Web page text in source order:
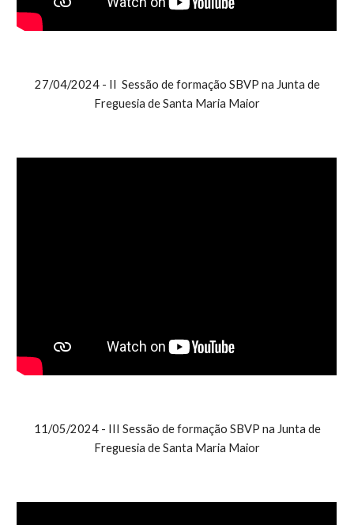
27/04/2024 - II Sessão de formação SBVP na Junta de
Freguesia de Santa Maria Maior
11/05/2024 - III Sessão de formação SBVP na Junta de
Freguesia de Santa Maria Maior